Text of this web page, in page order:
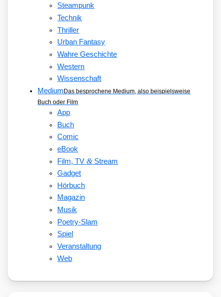
Steampunk
Technik
Thriller
Urban Fantasy
Wahre Geschichte
Western
Wissenschaft
Medium Das besprochene Medium, also beispielsweise
Buch oder Film
App
Buch
Comic
eBook
Film, TV&Stream
Gadget
Hörbuch
Magazin
Musik
Poetry-Slam
Spiel
Veranstaltung
Web